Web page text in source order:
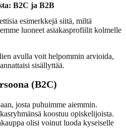
B2C ja B2B
esimerkkejä siitä, miltä
luoneet asiakasprofiilit kolmelle
avulla voit helpommin arvioida,
sisällyttää.
(B2C)
josta puhuimme aiemmin.
koostuu opiskelijoista.
olisi voinut luoda kyseiselle